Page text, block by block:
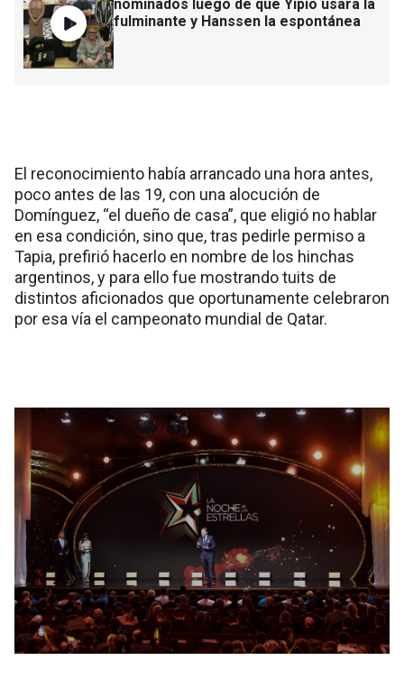
nominados luego de que Yipio usara la
fulminante y Hanssen la espontánea
El reconocimiento había arrancado una hora antes,
poco antes de las 19, con una alocución de
Domínguez, “el dueño de casa”, que eligió no hablar
en esa condición, sino que, tras pedirle permiso a
Tapia, prefirió hacerlo en nombre de los hinchas
argentinos, y para ello fue mostrando tuits de
distintos aficionados que oportunamente celebraron
por esa vía el campeonato mundial de Qatar.